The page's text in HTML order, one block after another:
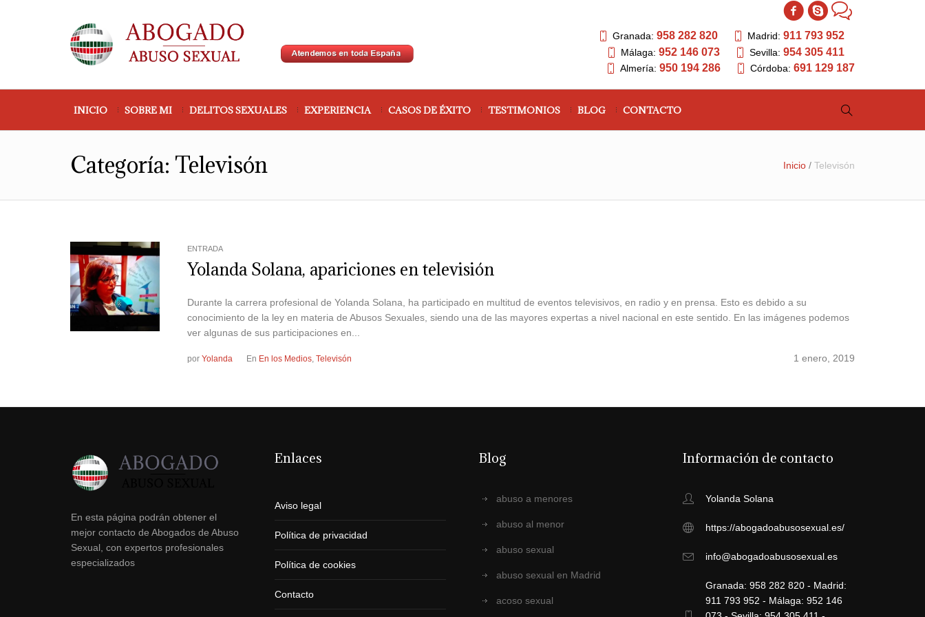
Granada: 958 282 820 Madrid: 911 793 952
Málaga: 952 146 073 Sevilla: 954 305 411
Almería: 950 194 286 Córdoba: 691 129 187
INICIO SOBRE MI DELITOS SEXUALES EXPERIENCIA CASOS DE ÉXITO TESTIMONIOS BLOG CONTACTO
Categoría: Televisón Inicio / Televisón
ENTRADA
Yolanda Solana, apariciones en televisión
Durante la carrera profesional de Yolanda Solana, ha participado en multitud de eventos televisivos, en radio y en prensa. Esto es debido a su
conocimiento de la ley en materia de Abusos Sexuales, siendo una de las mayores expertas a nivel nacional en este sentido. En las imágenes podemos
ver algunas de sus participaciones en...
1 enero, 2019
por Yolanda En En los Medios, Televisón
En esta página podrán obtener el
mejor contacto de Abogados de Abuso
Sexual, con expertos profesionales
especializados
Enlaces
Aviso legal
Política de privacidad
Política de cookies
Contacto
Blog
abuso a menores
abuso al menor
abuso sexual
abuso sexual en Madrid
acoso sexual
Información de contacto
Yolanda Solana
https://abogadoabusosexual.es/
info@abogadoabusosexual.es
Granada: 958 282 820 - Madrid:
911 793 952 - Málaga: 952 146